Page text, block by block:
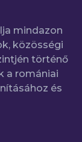
mindazon
közösségi
történő
a romániai
és